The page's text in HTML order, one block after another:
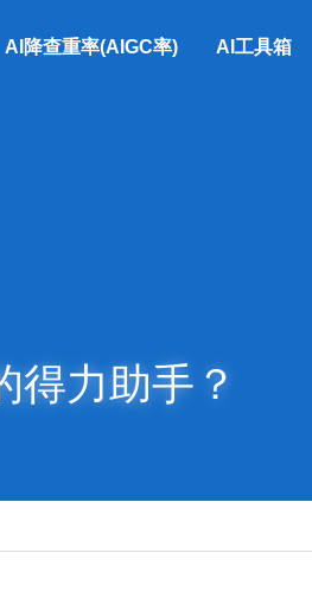
AI降查重率(AIGC率) AI工具箱
得力助手？